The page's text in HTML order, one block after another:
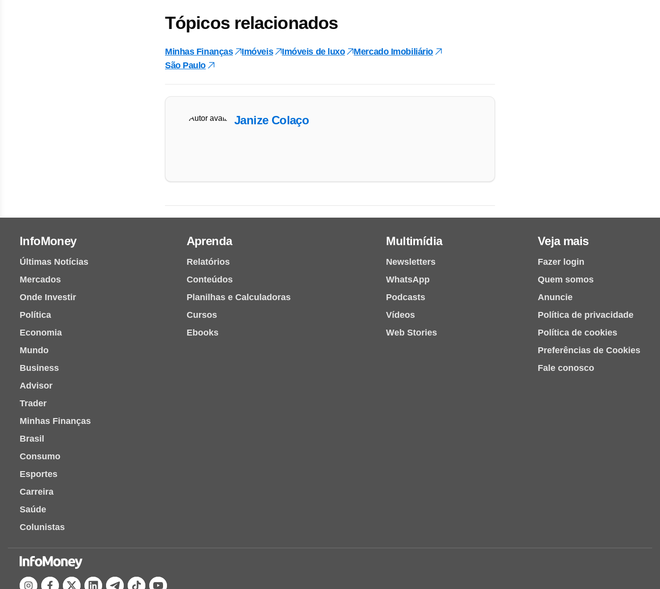
Tópicos relacionados
Minhas Finanças Imóveis Imóveis de luxo
Mercado Imobiliário
São Paulo
Janize Colaço
InfoMoney
Últimas Notícias
Mercados
Onde Investir
Política
Economia
Mundo
Business
Advisor
Trader
Minhas Finanças
Brasil
Consumo
Esportes
Carreira
Saúde
Colunistas
Aprenda
Relatórios
Conteúdos
Planilhas e Calculadoras
Cursos
Ebooks
Multimídia
Newsletters
WhatsApp
Podcasts
Vídeos
Web Stories
Veja mais
Fazer login
Quem somos
Anuncie
Política de privacidade
Política de cookies
Preferências de Cookies
Fale conosco